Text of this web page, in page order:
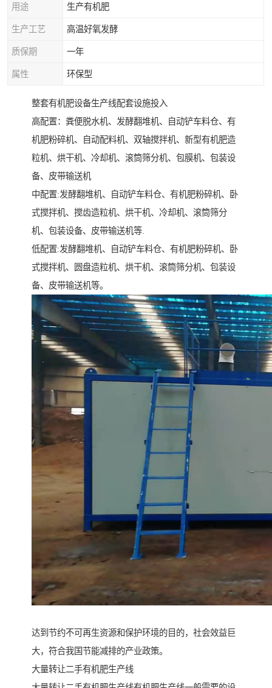
用途 生产有机肥
生产工艺 高温好氧发酵
质保期 一年
属性 环保型
整套有机肥设备生产线配套设施投入
高配置：粪便脱水机、发酵翻堆机、自动铲车料仓、有
机肥粉碎机、自动配料机、双轴搅拌机、新型有机肥造
粒机、烘干机、冷却机、滚筒筛分机、包膜机、包装设
备、皮带输送机
中配置:发酵翻堆机、自动铲车料仓、有机肥粉碎机、卧
式搅拌机、搅齿造粒机、烘干机、冷却机、滚筒筛分
机、包装设备、皮带输送机等.
低配置:发酵翻堆机、自动铲车料仓、有机肥粉碎机、卧
式搅拌机、圆盘造粒机、烘干机、滚筒筛分机、包装设
备、皮带输送机等。
达到节约不可再生资源和保护环境的目的，社会效益巨
大，符合我国节能减排的产业政策。
大量转让二手有机肥生产线